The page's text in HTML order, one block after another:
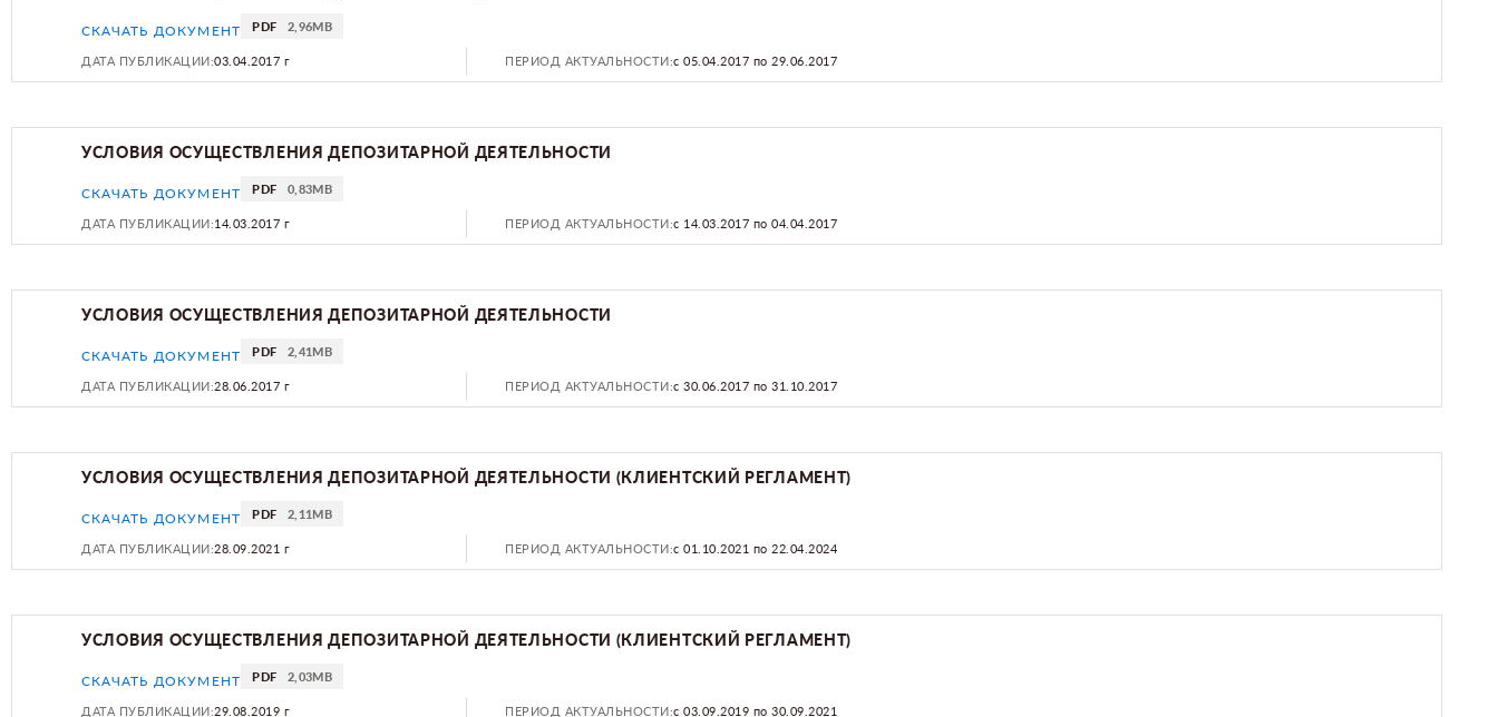
СКАЧАТЬ ДОКУМЕНТ PDF 2,96MB
ДАТА ПУБЛИКАЦИИ:03.04.2017 г ПЕРИОД АКТУАЛЬНОСТИ:c 05.04.2017 по 29.06.2017
УСЛОВИЯ ОСУЩЕСТВЛЕНИЯ ДЕПОЗИТАРНОЙ ДЕЯТЕЛЬНОСТИ
СКАЧАТЬ ДОКУМЕНТ PDF 0,83MB
ДАТА ПУБЛИКАЦИИ:14.03.2017 г ПЕРИОД АКТУАЛЬНОСТИ:с 14.03.2017 по 04.04.2017
УСЛОВИЯ ОСУЩЕСТВЛЕНИЯ ДЕПОЗИТАРНОЙ ДЕЯТЕЛЬНОСТИ
СКАЧАТЬ ДОКУМЕНТ PDF 2,41MB
ДАТА ПУБЛИКАЦИИ:28.06.2017 г ПЕРИОД АКТУАЛЬНОСТИ:с 30.06.2017 по 31.10.2017
УСЛОВИЯ ОСУЩЕСТВЛЕНИЯ ДЕПОЗИТАРНОЙ ДЕЯТЕЛЬНОСТИ (КЛИЕНТСКИЙ РЕГЛАМЕНТ)
СКАЧАТЬ ДОКУМЕНТ PDF 2,11MB
ДАТА ПУБЛИКАЦИИ:28.09.2021 г ПЕРИОД АКТУАЛЬНОСТИ:с 01.10.2021 по 22.04.2024
УСЛОВИЯ ОСУЩЕСТВЛЕНИЯ ДЕПОЗИТАРНОЙ ДЕЯТЕЛЬНОСТИ (КЛИЕНТСКИЙ РЕГЛАМЕНТ)
СКАЧАТЬ ДОКУМЕНТ PDF 2,03MB
ДАТА ПУБЛИКАЦИИ:29.08.2019 г ПЕРИОД АКТУАЛЬНОСТИ:с 03.09.2019 по 30.09.2021